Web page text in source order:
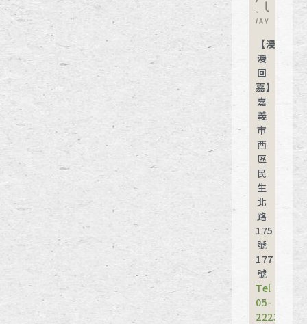
【漫
漫
回
嘉】
嘉
義
市
西
區
民
生
北
路
175
號
177
號
Tel：
05-
2223366